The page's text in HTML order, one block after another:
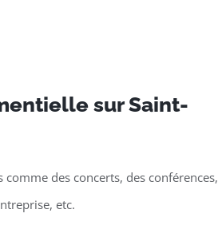
sur Saint-
des concerts, des conférences,
etc.